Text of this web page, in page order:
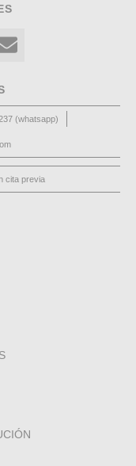
(whatsapp)
cita previa